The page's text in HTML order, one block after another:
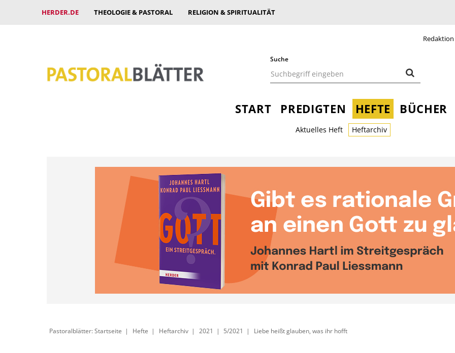
HERDER.DE THEOLOGIE & PASTORAL RELIGION & SPIRITUALITÄT
Redaktion
Suche
START PREDIGTEN HEFTE BÜCHER
Aktuelles Heft Heftarchiv
Pastoralblätter: Startseite Hefte Heftarchiv 2021 5/2021 Liebe heißt glauben, was ihr hofft